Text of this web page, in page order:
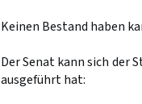
Keinen Bestand haben
Der Senat kann sich der
ausgeführt hat: